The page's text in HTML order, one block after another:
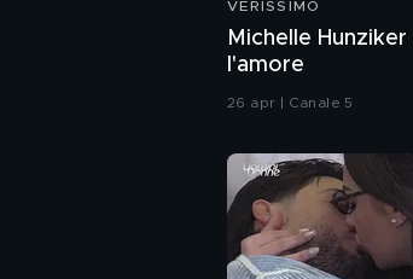
VERISSIMO
Michelle Hunziker
l'amore
26 apr | Canale 5